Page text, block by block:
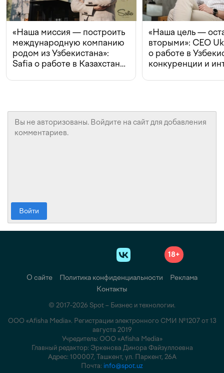
«Наша миссия — построить
международную компанию
родом из Узбекистана»:
Safia о работе в Казахстане,
«Наша цель —
вторыми»: CEO
о работе в
конкуренции и
Войти
18+
О сайте Политика конфиденциальности
Реклама
Контакты
© 2017-2026 Spot – Бизнес и технологии.
ООО «Afisha Media». Регистрации электронного СМИ №1207 от 13
августа 2019
Учредитель: ООО «Afisha Media»
Главный редактор: Эркенова Динора Файзуллоевна
Адрес: 100007, Ташкент, ул. Паркент, 26А
Почта: info@spot.uz